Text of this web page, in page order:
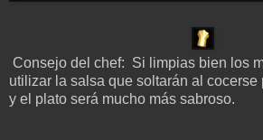
Consejo del chef: Si limpias bien los
utilizar la salsa que soltarán al cocerse
y el plato será mucho más sabroso.